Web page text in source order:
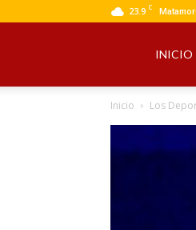
23.9 C
INICIO
Inicio Los